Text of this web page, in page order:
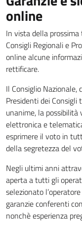
online
In vista della
Consigli Regionali e
online alcune
rettificare.
Il Consiglio
Presidenti dei
unanime, la
elettronica e
esprimere il voto in
della segretezza del
Negli ultimi anni
aperta a tutti gli
selezionato
garanzie conferenti
nonchè esperienza